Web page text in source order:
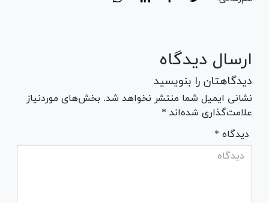
ارسال دیدگاه
دیدگاهتان را بنویسید
نشانی ایمیل شما منتشر نخواهد شد. بخش‌های موردنیاز
علامت‌گذاری شده‌اند *
* دیدگاه